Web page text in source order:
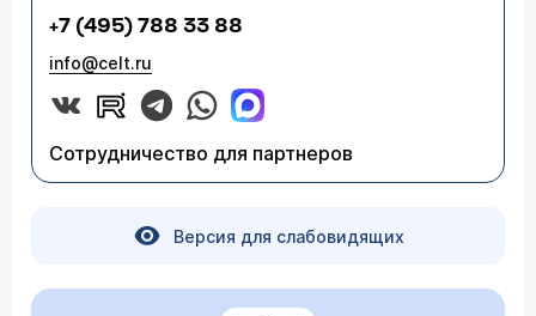
+7 (495) 788 33 88
info@celt.ru
Сотрудничество для партнеров
Версия для слабовидящих